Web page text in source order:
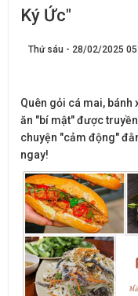
Ký Ức"
Thứ sáu - 28/02/2025
Quên gỏi cá mai,
ăn "bí mật" được
chuyện "cảm động"
ngay!